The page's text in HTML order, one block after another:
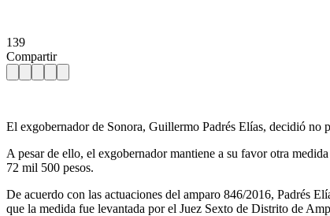
139
Compartir
El exgobernador de Sonora, Guillermo Padrés Elías, decidió no
A pesar de ello, el exgobernador mantiene a su favor otra
72 mil 500 pesos.
De acuerdo con las actuaciones del amparo 846/2016, Padrés
que la medida fue levantada por el Juez Sexto de Distrito de